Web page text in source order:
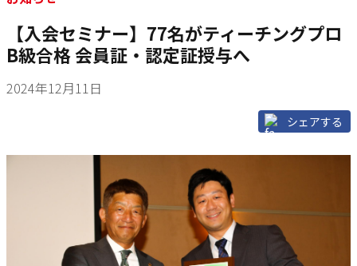
【入会セミナー】77名がティーチングプロ
B級合格 会員証・認定証授与へ
2024年12月11日
シェアする